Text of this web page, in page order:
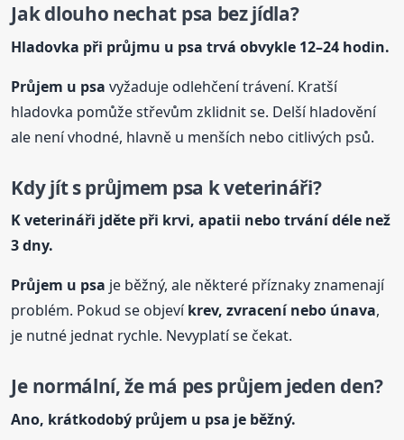
Jak dlouho nechat psa bez jídla?
Hladovka při průjmu u psa trvá obvykle 12–24 hodin.
Průjem u psa vyžaduje odlehčení trávení. Kratší
hladovka pomůže střevům zklidnit se. Delší hladovění
ale není vhodné, hlavně u menších nebo citlivých psů.
Kdy jít s průjmem psa k veterináři?
K veterináři jděte při krvi, apatii nebo trvání déle než
3 dny.
Průjem u psa je běžný, ale některé příznaky znamenají
problém. Pokud se objevíkrev, zvracení nebo únava,
je nutné jednat rychle. Nevyplatí se čekat.
Je normální, že má pes průjem jeden den?
Ano, krátkodobý průjem u psa je běžný.